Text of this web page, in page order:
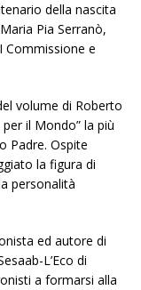
della nascita
Pia Serranò,
Commissione e
volume di Roberto
il Mondo” la più
Padre. Ospite
la figura di
personalità
ed autore di
L’Eco di
a formarsi alla